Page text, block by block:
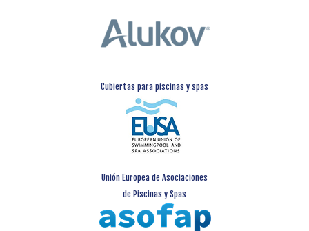
Cubiertas para piscinas y spas
Unión Europea de Asociaciones
de Piscinas y Spas